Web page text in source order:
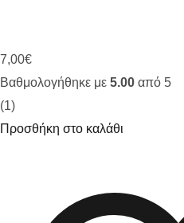
7,00€
Βαθμολογήθηκε με 5.00 από 5
(1)
Προσθήκη στο καλάθι